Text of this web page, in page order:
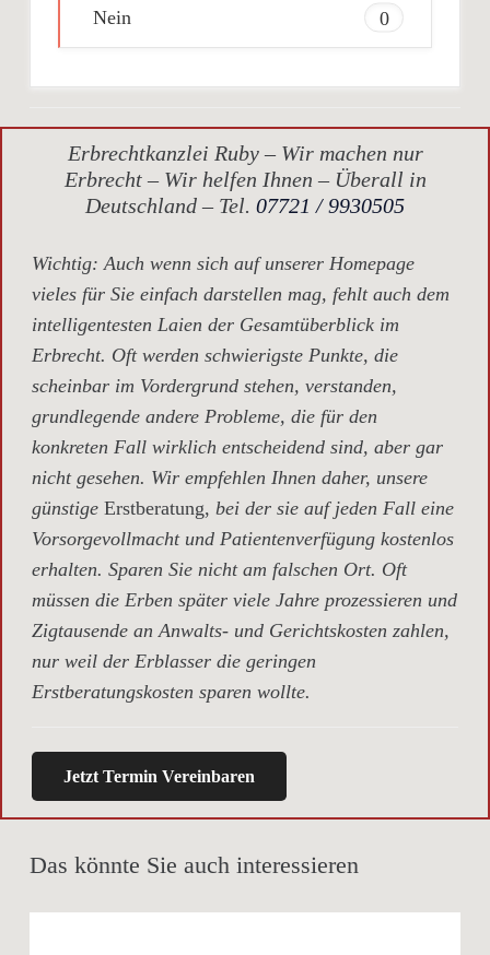
Nein 0
Erbrechtkanzlei Ruby – Wir machen nur
Erbrecht – Wir helfen Ihnen – Überall in
Deutschland – Tel. 07721 / 9930505
Wichtig: Auch wenn sich auf unserer Homepage
vieles für Sie einfach darstellen mag, fehlt auch dem
intelligentesten Laien der Gesamtüberblick im
Erbrecht. Oft werden schwierigste Punkte, die
scheinbar im Vordergrund stehen, verstanden,
grundlegende andere Probleme, die für den
konkreten Fall wirklich entscheidend sind, aber gar
nicht gesehen. Wir empfehlen Ihnen daher, unsere
günstige Erstberatung, bei der sie auf jeden Fall eine
Vorsorgevollmacht und Patientenverfügung kostenlos
erhalten. Sparen Sie nicht am falschen Ort. Oft
müssen die Erben später viele Jahre prozessieren und
Zigtausende an Anwalts- und Gerichtskosten zahlen,
nur weil der Erblasser die geringen
Erstberatungskosten sparen wollte.
Jetzt Termin Vereinbaren
Das könnte Sie auch interessieren